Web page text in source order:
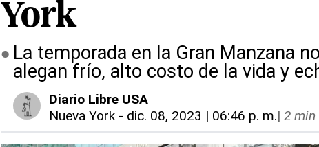
York
La temporada en la Gran Manzana
alegan frío, alto costo de la vida y
Diario Libre USA
Nueva York- dic. 08, 2023 | 06:46 p. m.| 2 min